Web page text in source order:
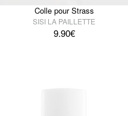
Colle pour Strass
SISI LA PAILLETTE
9.90€